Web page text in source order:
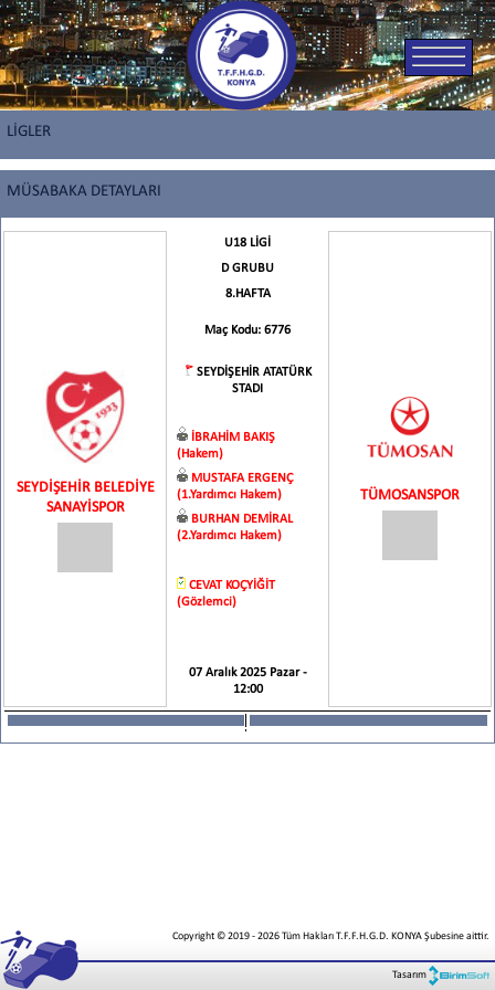
LİGLER
MÜSABAKA DETAYLARI
SEYDİŞEHİR BELEDİYE
SANAYİSPOR
U18 LİGİ
D GRUBU
8.HAFTA
Maç Kodu: 6776
SEYDİŞEHİR ATATÜRK
STADI
İBRAHİM BAKIŞ
(Hakem)
MUSTAFA ERGENÇ
(1.Yardımcı Hakem)
BURHAN DEMİRAL
(2.Yardımcı Hakem)
CEVAT KOÇYİĞİT
(Gözlemci)
07 Aralık 2025 Pazar -
12:00
TÜMOSANSPOR
Copyright © 2019-2026Tüm Hakları T.F.F.H.G.D. KONYA Şubesine aittir.
Tasarım